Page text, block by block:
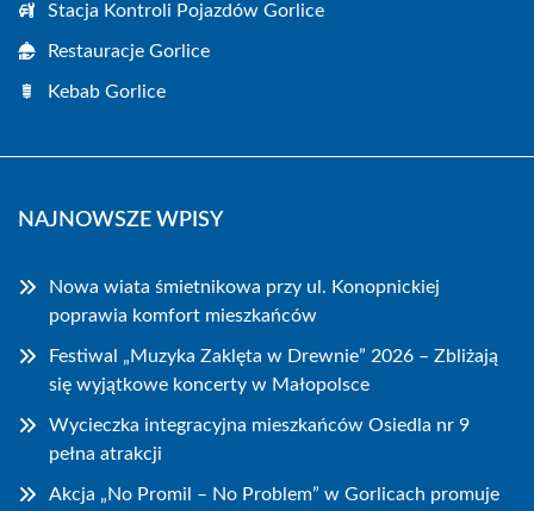
Stacja Kontroli Pojazdów Gorlice
Restauracje Gorlice
Kebab Gorlice
NAJNOWSZE WPISY
Nowa wiata śmietnikowa przy ul. Konopnickiej
poprawia komfort mieszkańców
Festiwal „Muzyka Zaklęta w Drewnie” 2026 – Zbliżają
się wyjątkowe koncerty w Małopolsce
Wycieczka integracyjna mieszkańców Osiedla nr 9
pełna atrakcji
Akcja „No Promil – No Problem” w Gorlicach promuje